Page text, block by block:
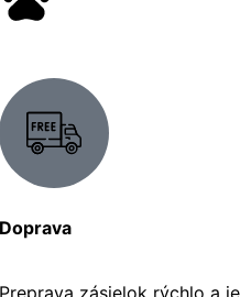
Doprava
Preprava zásielok rýchlo a